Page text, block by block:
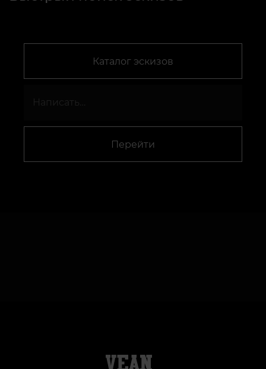
Каталог эскизов
Перейти